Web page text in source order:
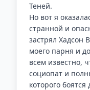
Теней.
Но вот я
странной и
застрял Хадсон
моего парня и
всем известно,
социопат и
которого